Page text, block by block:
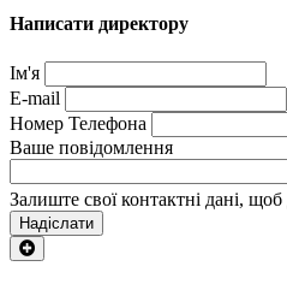
Написати директору
Ім'я
E-mail
Номер Телефона
Ваше повідомлення
Залиште свої контактні дані,
Надіслати